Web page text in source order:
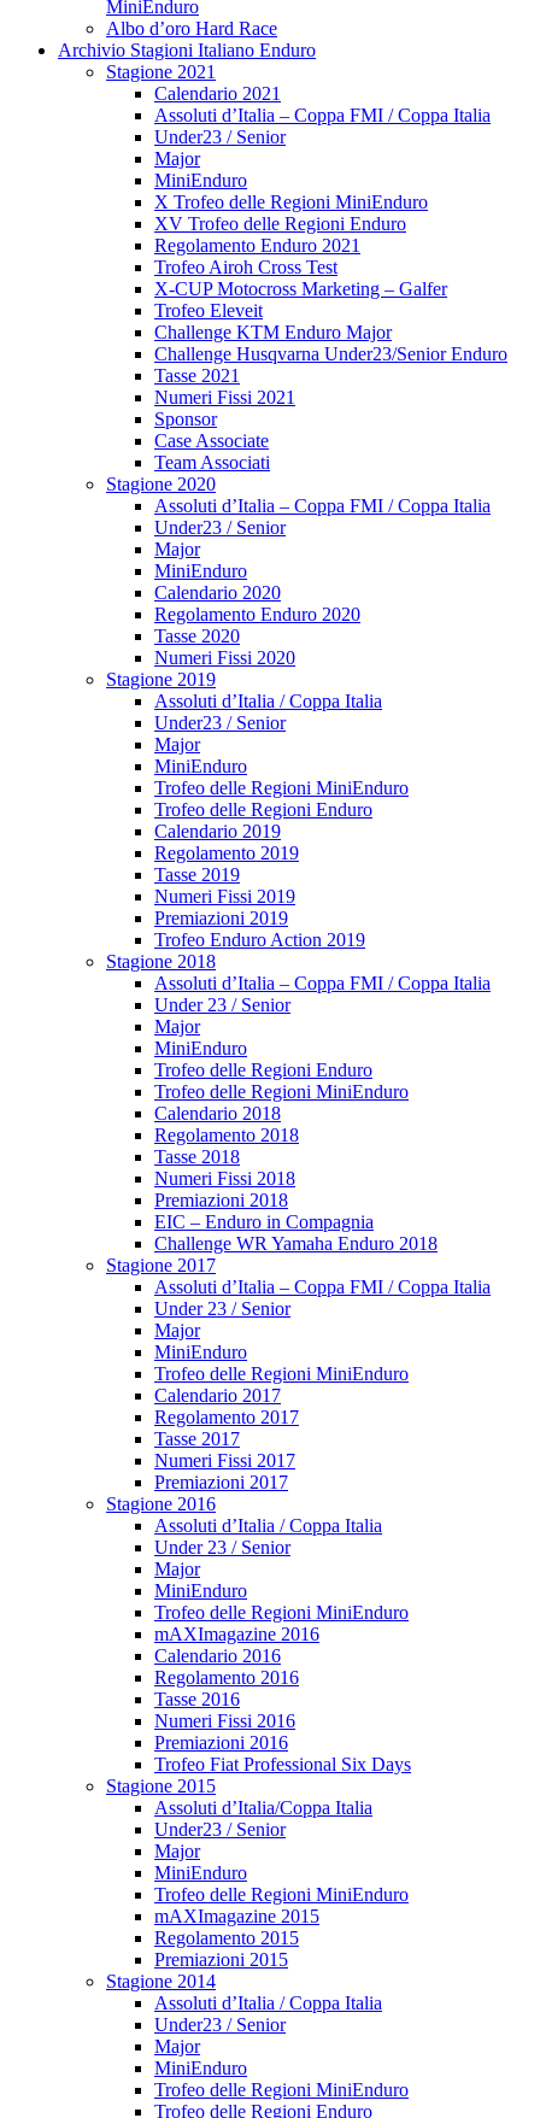
MiniEnduro
Albo d’oro Hard Race
Archivio Stagioni Italiano Enduro
Stagione 2021
Calendario 2021
Assoluti d’Italia – Coppa FMI / Coppa Italia
Under23 / Senior
Major
MiniEnduro
X Trofeo delle Regioni MiniEnduro
XV Trofeo delle Regioni Enduro
Regolamento Enduro 2021
Trofeo Airoh Cross Test
X-CUP Motocross Marketing – Galfer
Trofeo Eleveit
Challenge KTM Enduro Major
Challenge Husqvarna Under23/Senior Enduro
Tasse 2021
Numeri Fissi 2021
Sponsor
Case Associate
Team Associati
Stagione 2020
Assoluti d’Italia – Coppa FMI / Coppa Italia
Under23 / Senior
Major
MiniEnduro
Calendario 2020
Regolamento Enduro 2020
Tasse 2020
Numeri Fissi 2020
Stagione 2019
Assoluti d’Italia / Coppa Italia
Under23 / Senior
Major
MiniEnduro
Trofeo delle Regioni MiniEnduro
Trofeo delle Regioni Enduro
Calendario 2019
Regolamento 2019
Tasse 2019
Numeri Fissi 2019
Premiazioni 2019
Trofeo Enduro Action 2019
Stagione 2018
Assoluti d’Italia – Coppa FMI / Coppa Italia
Under 23 / Senior
Major
MiniEnduro
Trofeo delle Regioni Enduro
Trofeo delle Regioni MiniEnduro
Calendario 2018
Regolamento 2018
Tasse 2018
Numeri Fissi 2018
Premiazioni 2018
EIC – Enduro in Compagnia
Challenge WR Yamaha Enduro 2018
Stagione 2017
Assoluti d’Italia – Coppa FMI / Coppa Italia
Under 23 / Senior
Major
MiniEnduro
Trofeo delle Regioni MiniEnduro
Calendario 2017
Regolamento 2017
Tasse 2017
Numeri Fissi 2017
Premiazioni 2017
Stagione 2016
Assoluti d’Italia / Coppa Italia
Under 23 / Senior
Major
MiniEnduro
Trofeo delle Regioni MiniEnduro
mAXImagazine 2016
Calendario 2016
Regolamento 2016
Tasse 2016
Numeri Fissi 2016
Premiazioni 2016
Trofeo Fiat Professional Six Days
Stagione 2015
Assoluti d’Italia/Coppa Italia
Under23 / Senior
Major
MiniEnduro
Trofeo delle Regioni MiniEnduro
mAXImagazine 2015
Regolamento 2015
Premiazioni 2015
Stagione 2014
Assoluti d’Italia / Coppa Italia
Under23 / Senior
Major
MiniEnduro
Trofeo delle Regioni MiniEnduro
Trofeo delle Regioni Enduro